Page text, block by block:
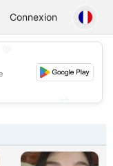
Connexion